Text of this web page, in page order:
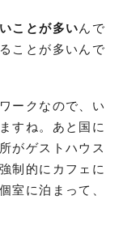
ことが多いんで
ことが多いんで
ークなので、い
すね。あと国に
がゲストハウス
制的にカフェに
室に泊まって、